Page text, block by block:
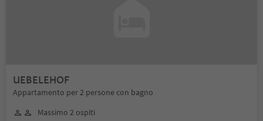
UEBELEHOF
Appartamento per 2 persone con bagno
Massimo 2 ospiti